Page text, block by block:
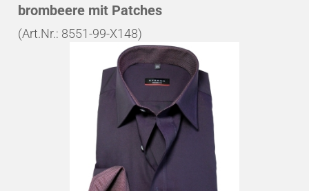
brombeere mit Patches
(Art.Nr.: 8551-99-X148)